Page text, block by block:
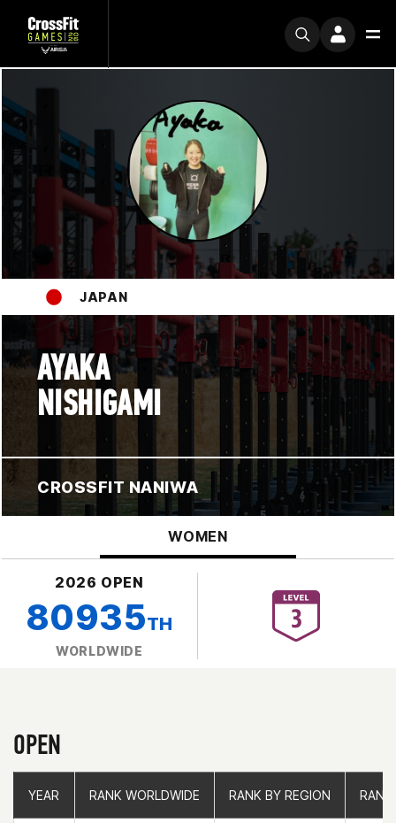
JAPAN
AYAKA
NISHIGAMI
CROSSFIT NANIWA
WOMEN
2026 OPEN
80935TH
WORLDWIDE
OPEN
YEAR RANK WORLDWIDE RANK BY REGION
YEAR RANK WORLDWIDE RANK BY REGION